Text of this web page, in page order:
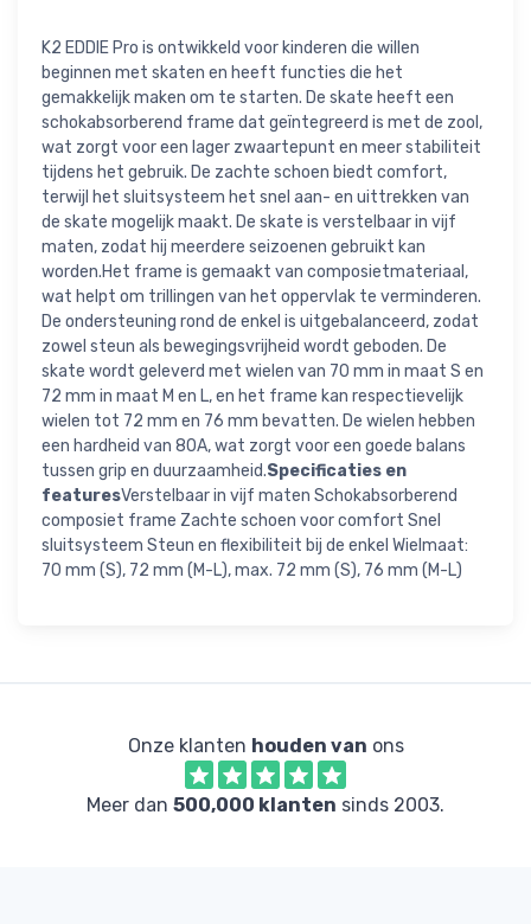
K2 EDDIE Pro is ontwikkeld voor kinderen die willen
beginnen met skaten en heeft functies die het
gemakkelijk maken om te starten. De skate heeft een
schokabsorberend frame dat geïntegreerd is met de zool,
wat zorgt voor een lager zwaartepunt en meer stabiliteit
tijdens het gebruik. De zachte schoen biedt comfort,
terwijl het sluitsysteem het snel aan- en uittrekken van
de skate mogelijk maakt. De skate is verstelbaar in vijf
maten, zodat hij meerdere seizoenen gebruikt kan
worden.Het frame is gemaakt van composietmateriaal,
wat helpt om trillingen van het oppervlak te verminderen.
De ondersteuning rond de enkel is uitgebalanceerd, zodat
zowel steun als bewegingsvrijheid wordt geboden. De
skate wordt geleverd met wielen van 70 mm in maat S en
72 mm in maat M en L, en het frame kan respectievelijk
wielen tot 72 mm en 76 mm bevatten. De wielen hebben
een hardheid van 80A, wat zorgt voor een goede balans
tussen grip en duurzaamheid.Specificaties en
featuresVerstelbaar in vijf maten Schokabsorberend
composiet frame Zachte schoen voor comfort Snel
sluitsysteem Steun en flexibiliteit bij de enkel Wielmaat:
70 mm (S), 72 mm (M-L), max. 72 mm (S), 76 mm (M-L)
Onze klanten houden van ons
Meer dan 500,000 klanten sinds 2003.